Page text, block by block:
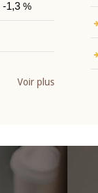
-1,3%
Voir plus